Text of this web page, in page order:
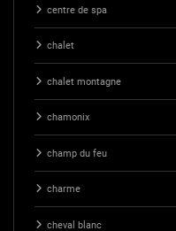
centre de spa
chalet
chalet montagne
chamonix
champ du feu
charme
cheval blanc